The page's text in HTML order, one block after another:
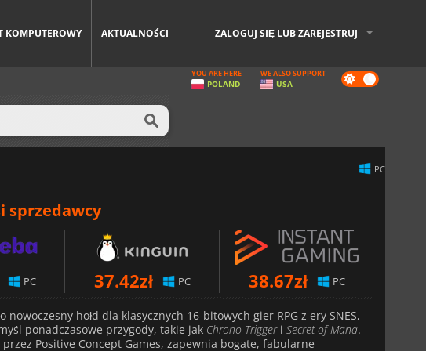
KOMPUTEROWY AKTUALNOŚCI ZALOGUJ SIĘ LUB ZAREJESTRUJ
Dark
mode
YOU ARE HERE
POLAND
WE ALSO SUPPORT
USA
PC
sprzedawcy
PC 37.42zł PC 38.67zł PC
nowoczesny hołd dla klasycznych 16-bitowych gier RPG z ery SNES,
ponadczasowe przygody, takie jak Chrono Triggeri Secret of Mana.
Positive Concept Games, zapewnia bogate, fabularne